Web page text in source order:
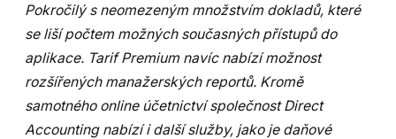
Pokročilý s neomezeným množstvím dokladů, které
se liší počtem možných současných přístupů do
aplikace. Tarif Premium navíc nabízí možnost
rozšířených manažerských reportů. Kromě
samotného online účetnictví společnost Direct
Accounting nabízí i další služby, jako je daňové